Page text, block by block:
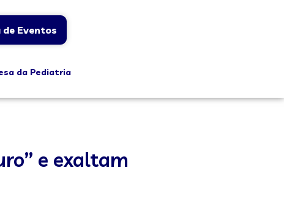
de Eventos
da Pediatria
e exaltam